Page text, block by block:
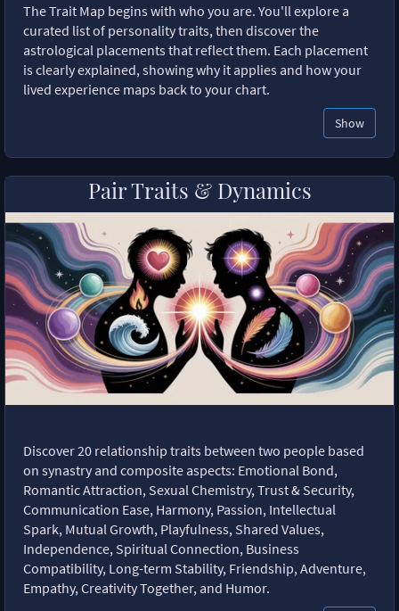
The Trait Map begins with who you are. You'll explore a
curated list of personality traits, then discover the
astrological placements that reflect them. Each placement
is clearly explained, showing why it applies and how your
lived experience maps back to your chart.
Show
Pair Traits & Dynamics
Discover 20 relationship traits between two people based
on synastry and composite aspects: Emotional Bond,
Romantic Attraction, Sexual Chemistry, Trust & Security,
Communication Ease, Harmony, Passion, Intellectual
Spark, Mutual Growth, Playfulness, Shared Values,
Independence, Spiritual Connection, Business
Compatibility, Long-term Stability, Friendship, Adventure,
Empathy, Creativity Together, and Humor.